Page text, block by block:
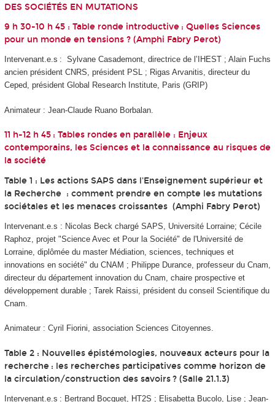
DES SOCIÉTÉS EN MUTATIONS
9 h 30-10 h 45 : Table ronde introductive : Quelles Sciences
pour un monde en tensions ? (Amphi Fabry Perot)
Intervenant.e.s : Sylvane Casademont, directrice de l’IHEST ; Alain Fuchs
ancien président CNRS, président PSL ; Rigas Arvanitis, directeur du
Ceped, président Global Research Institute, Paris (GRIP)
Animateur : Jean-Claude Ruano Borbalan.
11 h-12 h 45 : Tables rondes en parallèle : Enjeux
contemporains, les Sciences et la connaissance au risques de
la société
Table 1 : Les actions SAPS dans l'Enseignement supérieur et
la Recherche : comment prendre en compte les mutations
sociétales et les menaces croissantes (Amphi Fabry Perot)
Intervenant.e.s : Nicolas Beck chargé SAPS, Université Lorraine; Cécile
Raphoz, projet "Science Avec et Pour la Société" de l'Université de
Lorraine, diplômée du master Médiation, sciences, techniques et
innovations en société" du CNAM ; Philippe Durance, professeur du Cnam,
directeur du département innovation du Cnam, chaire prospective et
développement durable ; Tarek Raissi, président du conseil Scientifique du
Cnam.
Animateur : Cyril Fiorini, association Sciences Citoyennes.
Table 2 : Nouvelles épistémologies, nouveaux acteurs pour la
recherche : les recherches participatives comme horizon de
la circulation/construction des savoirs ? (Salle 21.1.3)
Intervenant.e.s : Bertrand Bocquet, HT2S ; Elisabetta Bucolo, Lise ; Jean-